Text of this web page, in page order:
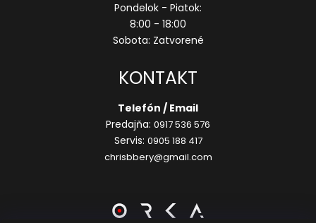
Pondelok - Piatok:
8:00 - 18:00
Sobota: Zatvorené
KONTAKT
Telefón / Email
Predajňa: 0917 536 576
Servis: 0905 188 417
chrisbbery@gmail.com